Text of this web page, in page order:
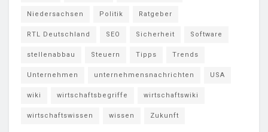
Niedersachsen Politik Ratgeber
RTL Deutschland SEO Sicherheit Software
stellenabbau Steuern Tipps Trends
Unternehmen unternehmensnachrichten USA
wiki wirtschaftsbegriffe wirtschaftswiki
wirtschaftswissen wissen Zukunft